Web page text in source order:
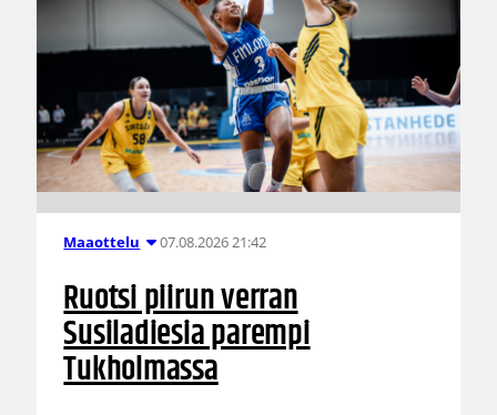
Maaottelu 07.08.2026 21:42
Ruotsi piirun verran
Susiladiesia parempi
Tukholmassa